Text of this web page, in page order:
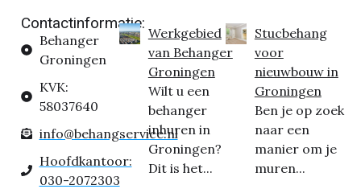
Contactinformatie:
Behanger
Groningen
KVK:
58037640
info@behangservice.nl
Hoofdkantoor:
030-2072303
Werkgebied
van Behanger
Groningen
Wilt u een
behanger
inhuren in
Groningen?
Dit is het...
Stucbehang
voor
nieuwbouw in
Groningen
Ben je op zoek
naar een
manier om je
muren...